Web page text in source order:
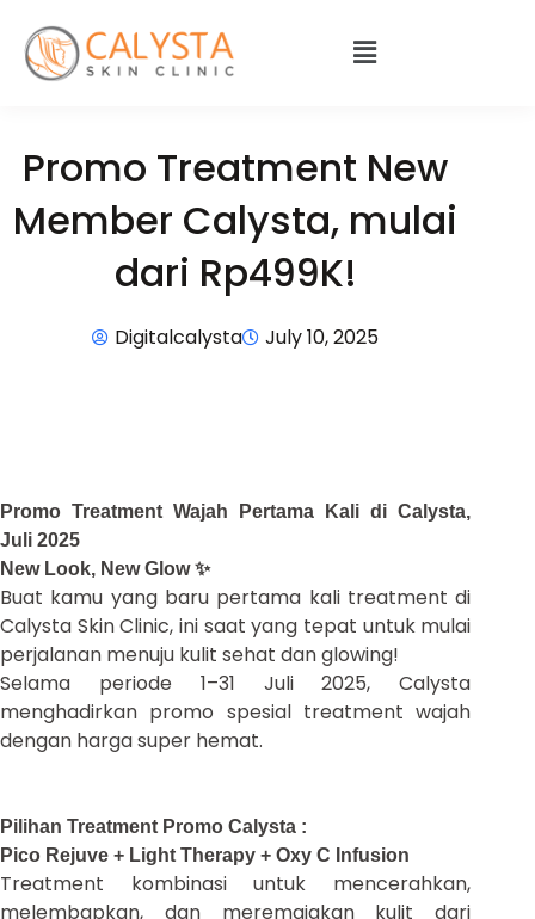
Promo Treatment New
Member Calysta, mulai
dari Rp499K!
Digitalcalysta July 10, 2025
Promo Treatment Wajah Pertama Kali di Calysta,
Juli 2025
New Look, New Glow ✨
Buat kamu yang baru pertama kali treatment di
Calysta Skin Clinic, ini saat yang tepat untuk mulai
perjalanan menuju kulit sehat dan glowing!
Selama periode 1–31 Juli 2025, Calysta
menghadirkan promo spesial treatment wajah
dengan harga super hemat.
Pilihan Treatment Promo Calysta :
Pico Rejuve + Light Therapy + Oxy C Infusion
Treatment kombinasi untuk mencerahkan,
melembapkan, dan meremajakan kulit dari